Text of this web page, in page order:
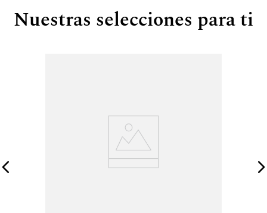
Nuestras selecciones para ti